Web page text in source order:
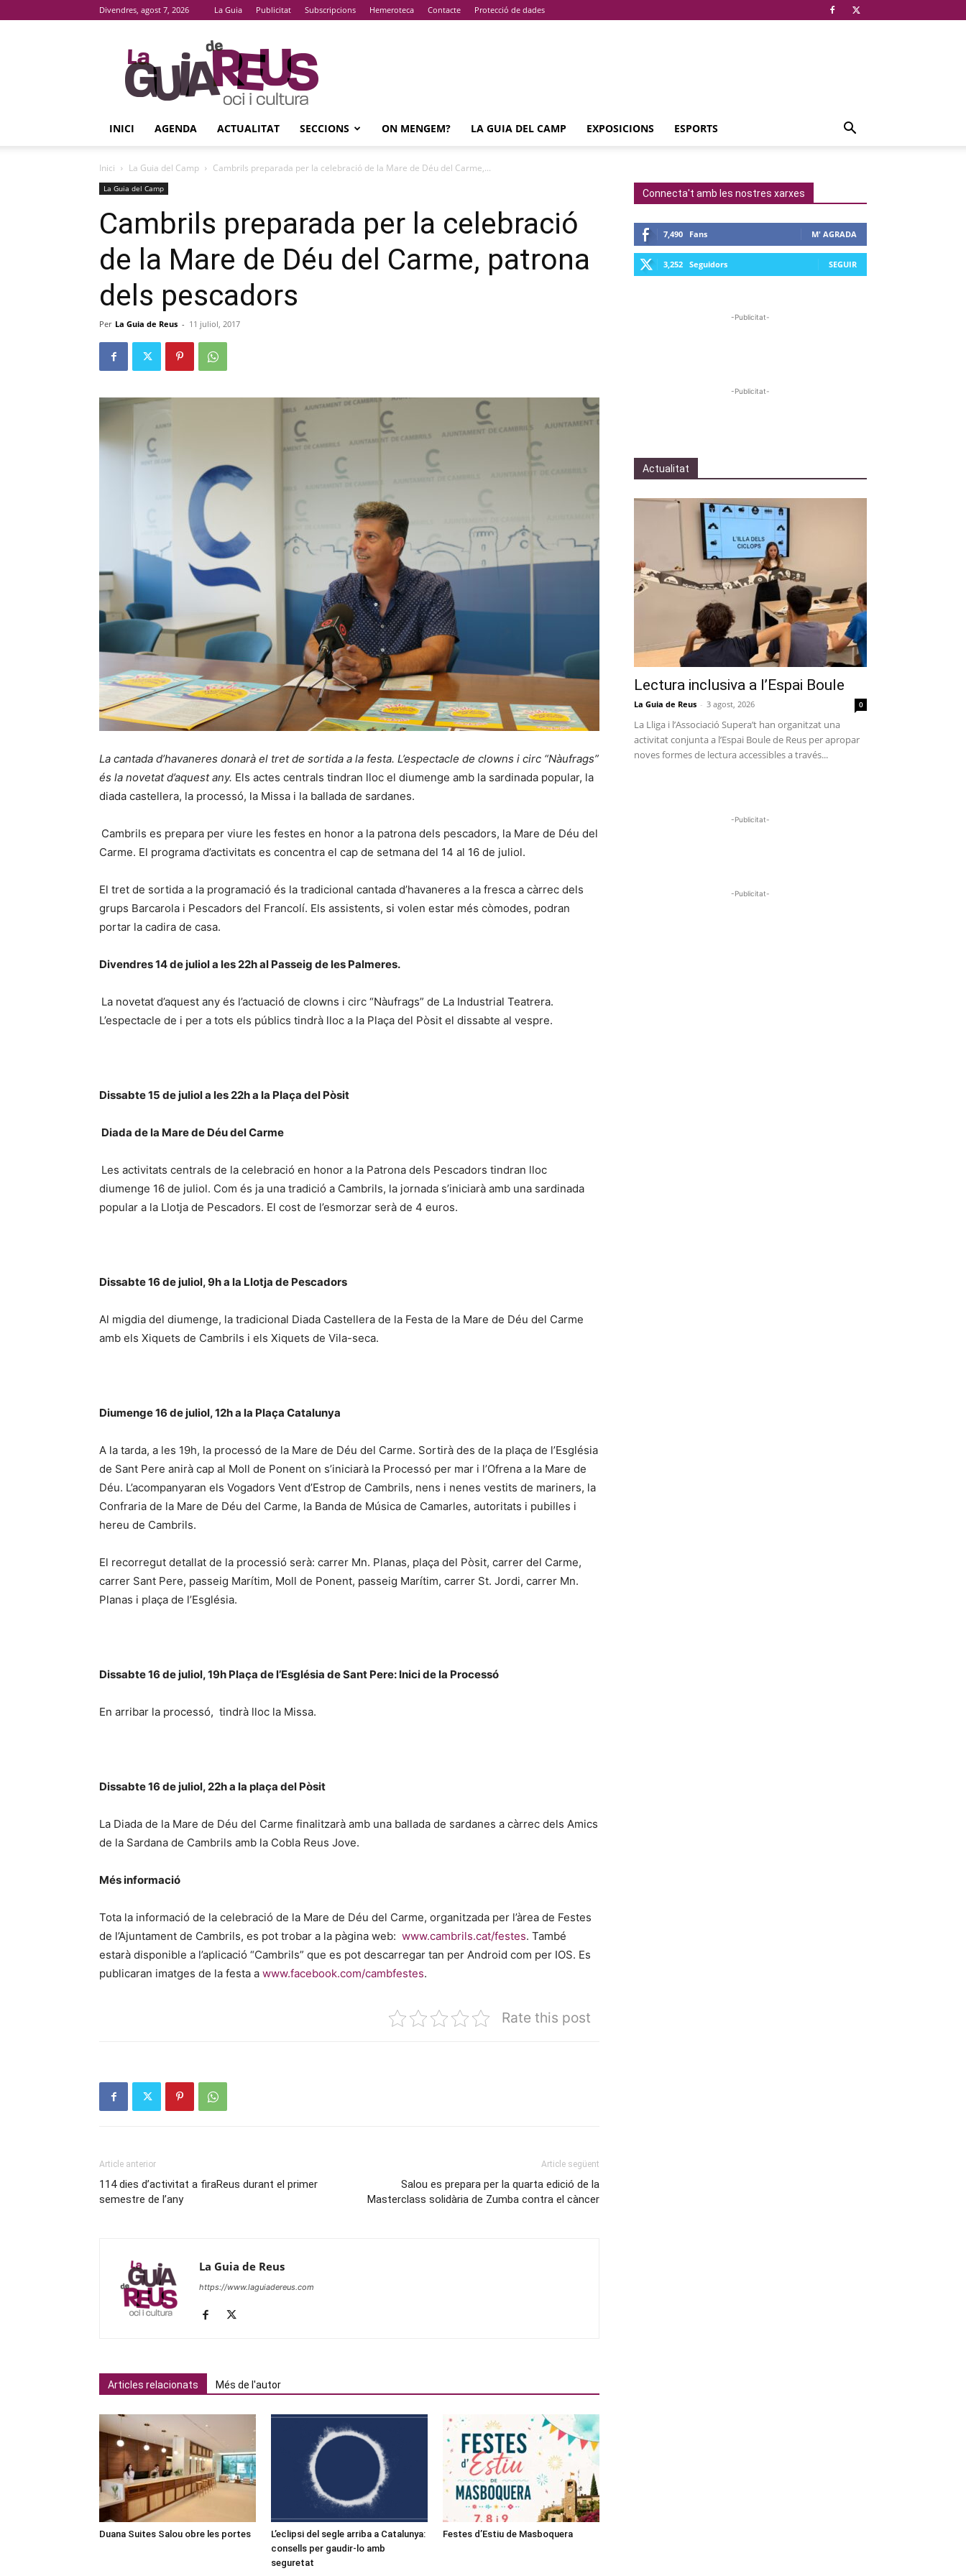
Divendres, agost 7, 2026 La Guia Publicitat Subscripcions Hemeroteca Contacte Protecció de dades
La
Guia
De
Reus
INICI AGENDA ACTUALITAT SECCIONS ON MENGEM? LA GUIA DEL CAMP EXPOSICIONS ESPORTS
Inici La Guia del Camp Cambrils preparada per la celebració de la Mare de Déu del Carme,...
La Guia del Camp
Cambrils preparada per la celebració
de la Mare de Déu del Carme, patrona
dels pescadors
Per La Guia de Reus - 11 juliol, 2017
La cantada d’havaneres donarà el tret de sortida a la festa. L’espectacle de clowns i circ “Nàufrags”
és la novetat d’aquest any. Els actes centrals tindran lloc el diumenge amb la sardinada popular, la
diada castellera, la processó, la Missa i la ballada de sardanes.
Cambrils es prepara per viure les festes en honor a la patrona dels pescadors, la Mare de Déu del
Carme. El programa d’activitats es concentra el cap de setmana del 14 al 16 de juliol.
El tret de sortida a la programació és la tradicional cantada d’havaneres a la fresca a càrrec dels
grups Barcarola i Pescadors del Francolí. Els assistents, si volen estar més còmodes, podran
portar la cadira de casa.
Divendres 14 de juliol a les 22h al Passeig de les Palmeres.
La novetat d’aquest any és l’actuació de clowns i circ “Nàufrags” de La Industrial Teatrera.
L’espectacle de i per a tots els públics tindrà lloc a la Plaça del Pòsit el dissabte al vespre.
Dissabte 15 de juliol a les 22h a la Plaça del Pòsit
Diada de la Mare de Déu del Carme
Les activitats centrals de la celebració en honor a la Patrona dels Pescadors tindran lloc
diumenge 16 de juliol. Com és ja una tradició a Cambrils, la jornada s’iniciarà amb una sardinada
popular a la Llotja de Pescadors. El cost de l’esmorzar serà de 4 euros.
Dissabte 16 de juliol, 9h a la Llotja de Pescadors
Al migdia del diumenge, la tradicional Diada Castellera de la Festa de la Mare de Déu del Carme
amb els Xiquets de Cambrils i els Xiquets de Vila-seca.
Diumenge 16 de juliol, 12h a la Plaça Catalunya
A la tarda, a les 19h, la processó de la Mare de Déu del Carme. Sortirà des de la plaça de l’Església
de Sant Pere anirà cap al Moll de Ponent on s’iniciarà la Processó per mar i l’Ofrena a la Mare de
Déu. L’acompanyaran els Vogadors Vent d’Estrop de Cambrils, nens i nenes vestits de mariners, la
Confraria de la Mare de Déu del Carme, la Banda de Música de Camarles, autoritats i pubilles i
hereu de Cambrils.
El recorregut detallat de la processió serà: carrer Mn. Planas, plaça del Pòsit, carrer del Carme,
carrer Sant Pere, passeig Marítim, Moll de Ponent, passeig Marítim, carrer St. Jordi, carrer Mn.
Planas i plaça de l’Església.
Dissabte 16 de juliol, 19h Plaça de l’Església de Sant Pere: Inici de la Processó
En arribar la processó, tindrà lloc la Missa.
Dissabte 16 de juliol, 22h a la plaça del Pòsit
La Diada de la Mare de Déu del Carme finalitzarà amb una ballada de sardanes a càrrec dels Amics
de la Sardana de Cambrils amb la Cobla Reus Jove.
Més informació
Tota la informació de la celebració de la Mare de Déu del Carme, organitzada per l’àrea de Festes
de l’Ajuntament de Cambrils, es pot trobar a la pàgina web: www.cambrils.cat/festes. També
estarà disponible a l’aplicació “Cambrils” que es pot descarregar tan per Android com per IOS. Es
publicaran imatges de la festa a www.facebook.com/cambfestes.
Rate this post
Article anterior
114 dies d’activitat a firaReus durant el primer
semestre de l’any
Article següent
Salou es prepara per la quarta edició de la
Masterclass solidària de Zumba contra el càncer
La Guia de Reus
https://www.laguiadereus.com
Articles relacionats Més de l'autor
Duana Suites Salou obre les portes
L’eclipsi del segle arriba a Catalunya:
consells per gaudir-lo amb
seguretat
Festes d’Estiu de Masboquera
Connecta't amb les nostres xarxes
7,490 Fans M' AGRADA
3,252 Seguidors SEGUIR
-Publicitat-
-Publicitat-
Actualitat
Lectura inclusiva a l’Espai Boule
La Guia de Reus - 3 agost, 2026 0
La Lliga i l’Associació Supera’t han organitzat una
activitat conjunta a l’Espai Boule de Reus per apropar
noves formes de lectura accessibles a través...
-Publicitat-
-Publicitat-